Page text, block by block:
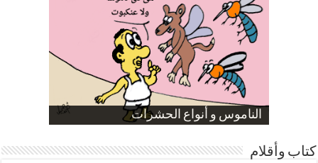
الناموس و أنواع الحشرات
الموظفين بعد ارتفاع الأسعار
ارتفاع نسبة الطلاق في مصر
صورة كاركاتيرية
صورة كاركاتيرية
كتاب وأقلام